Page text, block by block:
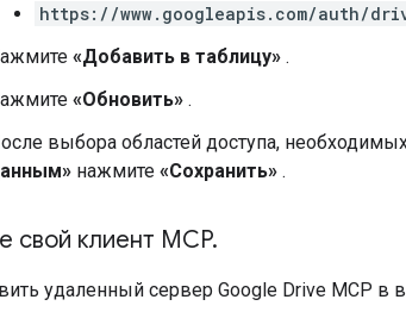
https://www.googleapis.com/auth/
«Добавить в таблицу» .
«Обновить» .
выбора областей доступа,
нажмите «Сохранить» .
свой клиент MCP.
удаленный сервер Google Drive MCP в